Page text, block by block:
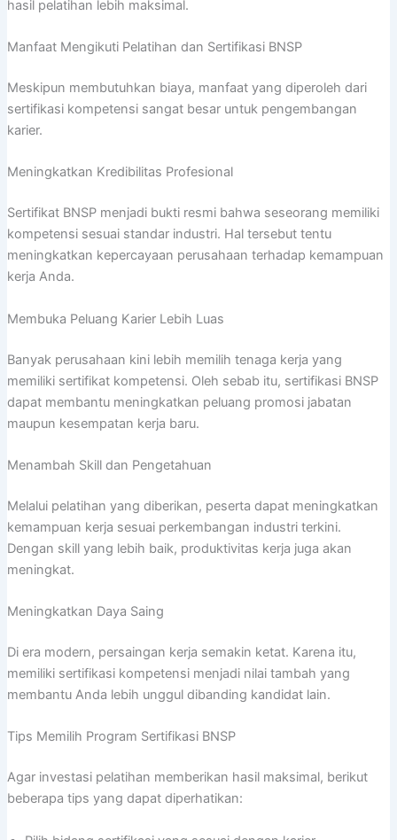
hasil pelatihan lebih maksimal.
Manfaat Mengikuti Pelatihan dan Sertifikasi BNSP
Meskipun membutuhkan biaya, manfaat yang diperoleh dari
sertifikasi kompetensi sangat besar untuk pengembangan
karier.
Meningkatkan Kredibilitas Profesional
Sertifikat BNSP menjadi bukti resmi bahwa seseorang memiliki
kompetensi sesuai standar industri. Hal tersebut tentu
meningkatkan kepercayaan perusahaan terhadap kemampuan
kerja Anda.
Membuka Peluang Karier Lebih Luas
Banyak perusahaan kini lebih memilih tenaga kerja yang
memiliki sertifikat kompetensi. Oleh sebab itu, sertifikasi BNSP
dapat membantu meningkatkan peluang promosi jabatan
maupun kesempatan kerja baru.
Menambah Skill dan Pengetahuan
Melalui pelatihan yang diberikan, peserta dapat meningkatkan
kemampuan kerja sesuai perkembangan industri terkini.
Dengan skill yang lebih baik, produktivitas kerja juga akan
meningkat.
Meningkatkan Daya Saing
Di era modern, persaingan kerja semakin ketat. Karena itu,
memiliki sertifikasi kompetensi menjadi nilai tambah yang
membantu Anda lebih unggul dibanding kandidat lain.
Tips Memilih Program Sertifikasi BNSP
Agar investasi pelatihan memberikan hasil maksimal, berikut
beberapa tips yang dapat diperhatikan: